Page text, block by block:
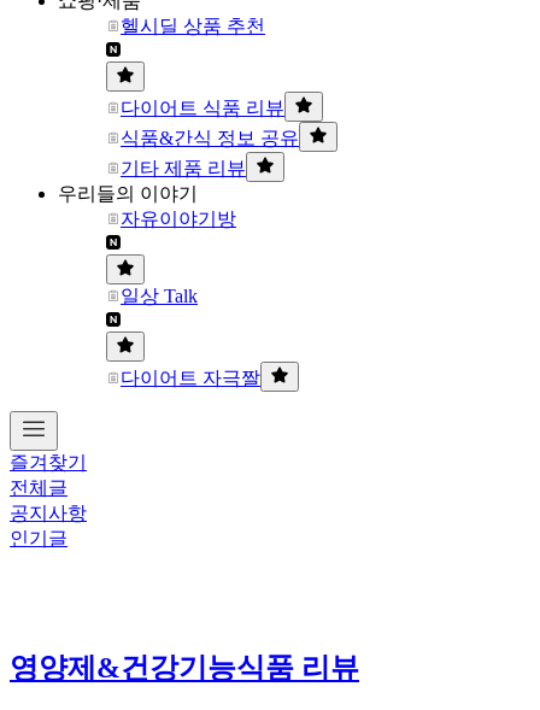
헬시딜 상품 추천
다이어트 식품 리뷰
식품&간식 정보 공유
기타 제품 리뷰
우리들의 이야기
자유이야기방
일상 Talk
다이어트 자극짤
즐겨찾기
전체글
공지사항
인기글
영양제&건강기능식품 리뷰